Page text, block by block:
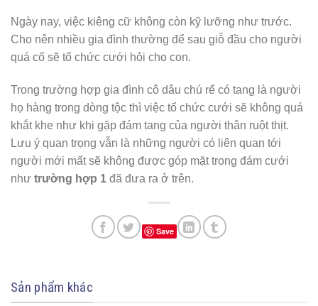
Ngày nay, việc kiêng cữ không còn kỹ lưỡng như trước.
Cho nên nhiều gia đình thường để sau giỗ đầu cho người
quá cố sẽ tổ chức cưới hỏi cho con.
Trong trường hợp gia đình cô dâu chú rể có tang là người
họ hàng trong dòng tộc thì việc tổ chức cưới sẽ không quá
khắt khe như khi gặp đám tang của người thân ruột thịt.
Lưu ý quan trọng vẫn là những người có liên quan tới
người mới mất sẽ không được góp mặt trong đám cưới
như trường hợp 1 đã đưa ra ở trên.
Save
Sản phẩm khác